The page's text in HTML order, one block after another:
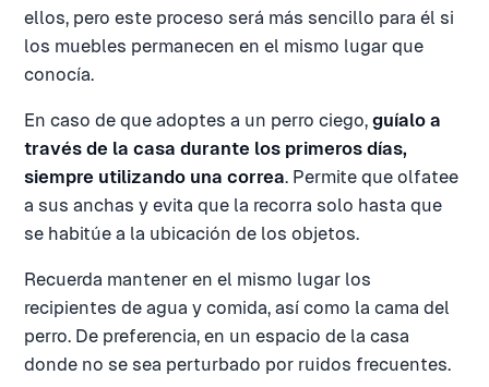
ellos, pero este proceso será más sencillo para él si
los muebles permanecen en el mismo lugar que
conocía.
En caso de que adoptes a un perro ciego, guíalo a
través de la casa durante los primeros días,
siempre utilizando una correa. Permite que olfatee
a sus anchas y evita que la recorra solo hasta que
se habitúe a la ubicación de los objetos.
Recuerda mantener en el mismo lugar los
recipientes de agua y comida, así como la cama del
perro. De preferencia, en un espacio de la casa
donde no se sea perturbado por ruidos frecuentes.